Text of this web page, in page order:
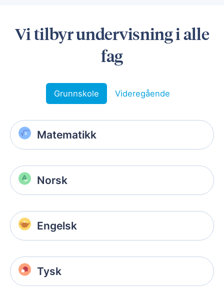
Vi tilbyr undervisning i alle
fag
Grunnskole Videregående
Matematikk
Norsk
Engelsk
Tysk